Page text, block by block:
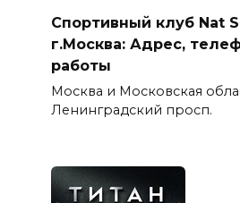
Спортивный клуб Nat
г.Москва: Адрес,
работы
Москва и Московская
Ленинградский просп.